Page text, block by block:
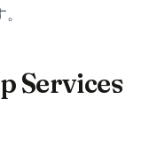
Services